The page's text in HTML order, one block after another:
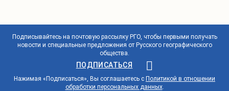
Подписывайтесь на почтовую рассылку РГО, чтобы первыми получать
новости и специальные предложения от Русского географического
общества.
ПОДПИСАТЬСЯ
Нажимая «Подписаться», Вы соглашаетесь с Политикой в отношении
обработки персональных данных.